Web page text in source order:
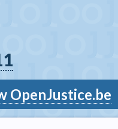
OpenJustice.be